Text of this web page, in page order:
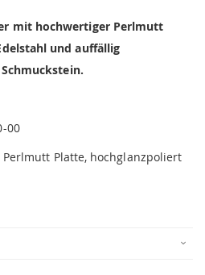
mit hochwertiger Perlmutt
und auffällig
00
Perlmutt Platte, hochglanzpoliert